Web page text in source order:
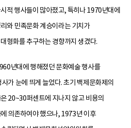
적 행사들이 많아졌고, 특히나 1970년대에
와 민족문화 계승이라는 기치가
형화를 추구하는 경향까지 생겼다.
년대에 행해졌던 문화예술 행사를
가 눈에 띄게 늘었다. 초기 백제문화제의
20~30퍼센트에 지나지 않고 비용의
의존하여야 했으나, 1973년 이후